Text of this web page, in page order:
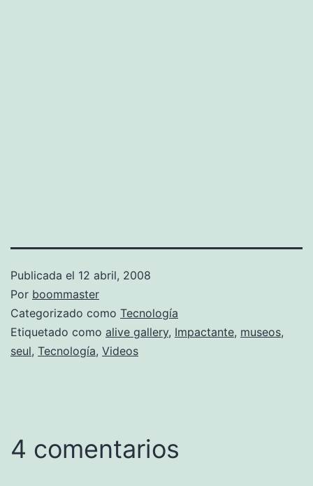
Publicada el 12 abril, 2008
Por boommaster
Categorizado como Tecnología
Etiquetado como alive gallery, Impactante, museos,
seul, Tecnología, Videos
4 comentarios